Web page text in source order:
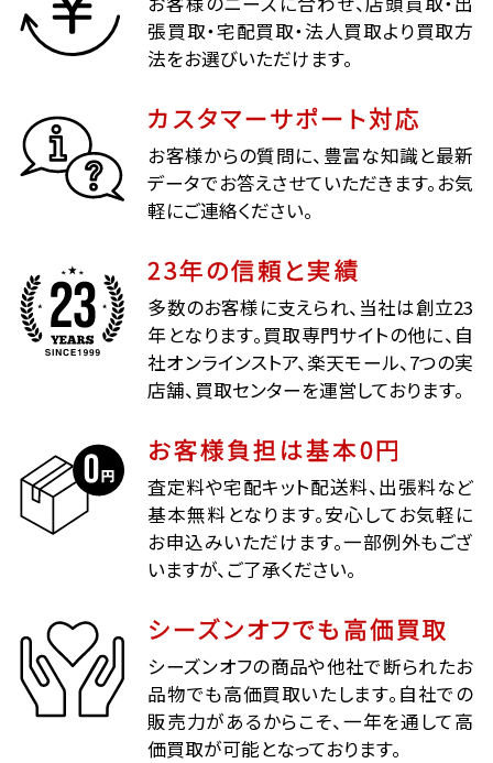
張買取・宅配買取・法人買取より買取方
法をお選びいただけます。
カスタマーサポート対応
お客様からの質問に、豊富な知識と最新
データでお答えさせていただきます。お気
軽にご連絡ください。
23年の信頼と実績
多数のお客様に支えられ、当社は創立23
年となります。買取専門サイトの他に、自
社オンラインストア、楽天モール、7つの実
店舗、買取センターを運営しております。
お客様負担は基本0円
査定料や宅配キット配送料、出張料など
基本無料となります。安心してお気軽に
お申込みいただけます。一部例外もござ
いますが、ご了承ください。
シーズンオフでも高価買取
シーズンオフの商品や他社で断られたお
品物でも高価買取いたします。自社での
販売力があるからこそ、一年を通して高
価買取が可能となっております。